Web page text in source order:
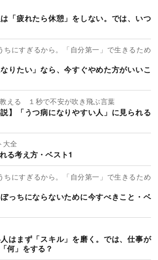
「疲れたら休憩」をしない。では、いつ
ちにすぎるから。「自分第一」で生きるため
なりたい」なら、今すぐやめた方がいいこ
える １秒で不安が吹き飛ぶ言葉
説】「うつ病になりやすい人」に見られる
大全
る考え方・ベスト1
ちにすぎるから。「自分第一」で生きるため
ぼっちにならないために今すべきこと・ベ
はまず「スキル」を磨く。では、仕事が
何」をする？